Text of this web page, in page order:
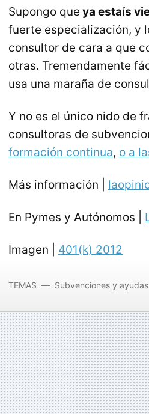
Supongo que ya estaís
fuerte especialización, y
consultor de cara a que
otras. Tremendamente
usa una maraña de
Y no es el único nido de
consultoras de
formación continua, o a
Más información |
En Pymes y Autónomos |
Imagen | 401(k) 2012
TEMAS Subvenciones y ayudas